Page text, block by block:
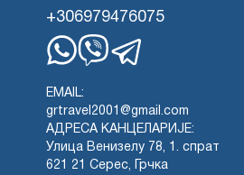
+306979476075
EMAIL:
grtravel2001@gmail.com
АДРЕСА КАНЦЕЛАРИЈЕ:
Улица Венизелу 78, 1. спрат
621 21 Серес, Грчка